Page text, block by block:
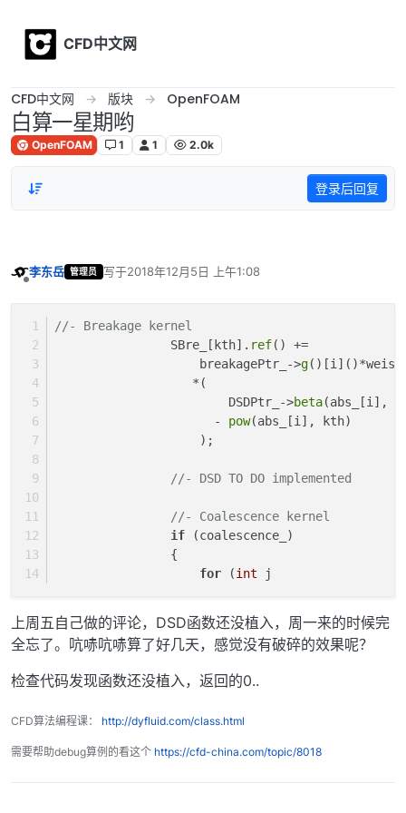
CFD中文网
CFD中文网 版块 OpenFOAM
白算一星期哟
OpenFOAM 1 1 2.0k
登录后回复
李东岳 管理员 写于2018年12月5日 上午1:08
最后由 编辑
//- Breakage kernel
                SBre_[kth].
ref() +=
                    breakagePtr_->
g
                   *(
                        DSDPtr_->
beta(abs_[i],
                      -
pow(abs_[i], kth)
                    );
//- DSD TO DO implemented
//- Coalescence kernel
if (coalescence_)
                {
for (int j
上周五自己做的评论，DSD函数还没植入，周一来的时候完
全忘了。吭哧吭哧算了好几天，感觉没有破碎的效果呢？
检查代码发现函数还没植入，返回的0..
CFD算法编程课： http://dyfluid.com/class.html
需要帮助debug算例的看这个 https://cfd-china.com/topic/8018